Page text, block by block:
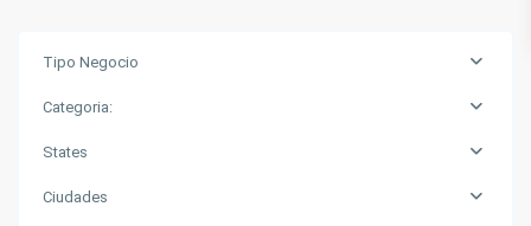
Tipo Negocio
Categoria:
States
Ciudades